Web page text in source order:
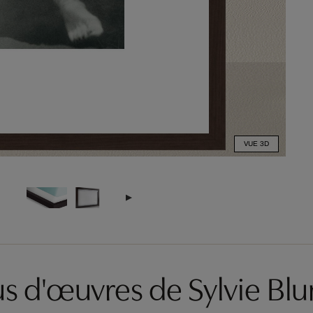
VUE 3D
d'œuvres de Sylvie